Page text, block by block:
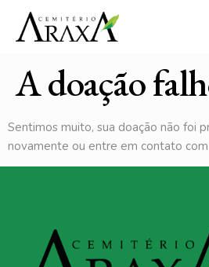
A doação
Sentimos muito, sua doação não foi
novamente ou entre em contato